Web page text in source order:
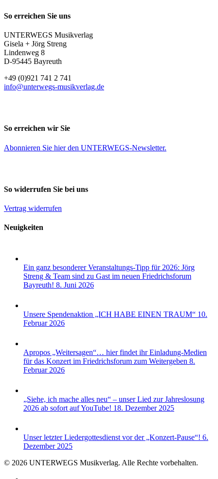
So erreichen Sie uns
UNTERWEGS Musikverlag
Gisela + Jörg Streng
Lindenweg 8
D-95445 Bayreuth
+49 (0)921 741 2 741
info@unterwegs-musikverlag.de
So erreichen wir Sie
Abonnieren Sie hierden UNTERWEGS-Newsletter.
So widerrufen Sie bei uns
Vertrag widerrufen
Neuigkeiten
Ein ganz besonderer Veranstaltungs-Tipp für 2026: Jörg
Streng & Team sind zu Gast im neuen Friedrichsforum
Bayreuth! 8. Juni 2026
Unsere Spendenaktion „ICH HABE EINEN TRAUM“ 10.
Februar 2026
Apropos „Weitersagen“… hier findet ihr Einladung-Medien
für das Konzert im Friedrichsforum zum Weitergeben 8.
Februar 2026
„Siehe, ich mache alles neu“ – unser Lied zur Jahreslosung
2026 ab sofort auf YouTube! 18. Dezember 2025
Unser letzter Liedergottesdienst vor der „Konzert-Pause“! 6.
Dezember 2025
© 2026 UNTERWEGS Musikverlag. Alle Rechte vorbehalten.